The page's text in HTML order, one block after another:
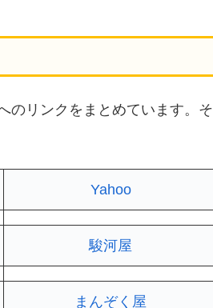
のリンクをまとめています。そ
Yahoo
駿河屋
まんぞく屋